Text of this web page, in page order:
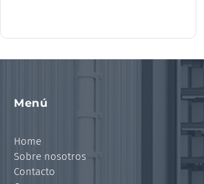
Menú
Home
Sobre nosotros
Contacto